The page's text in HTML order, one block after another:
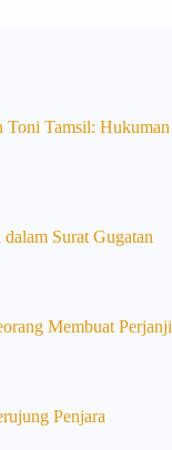
Toni Tamsil:
Surat Gugatan
Membuat
Penjara